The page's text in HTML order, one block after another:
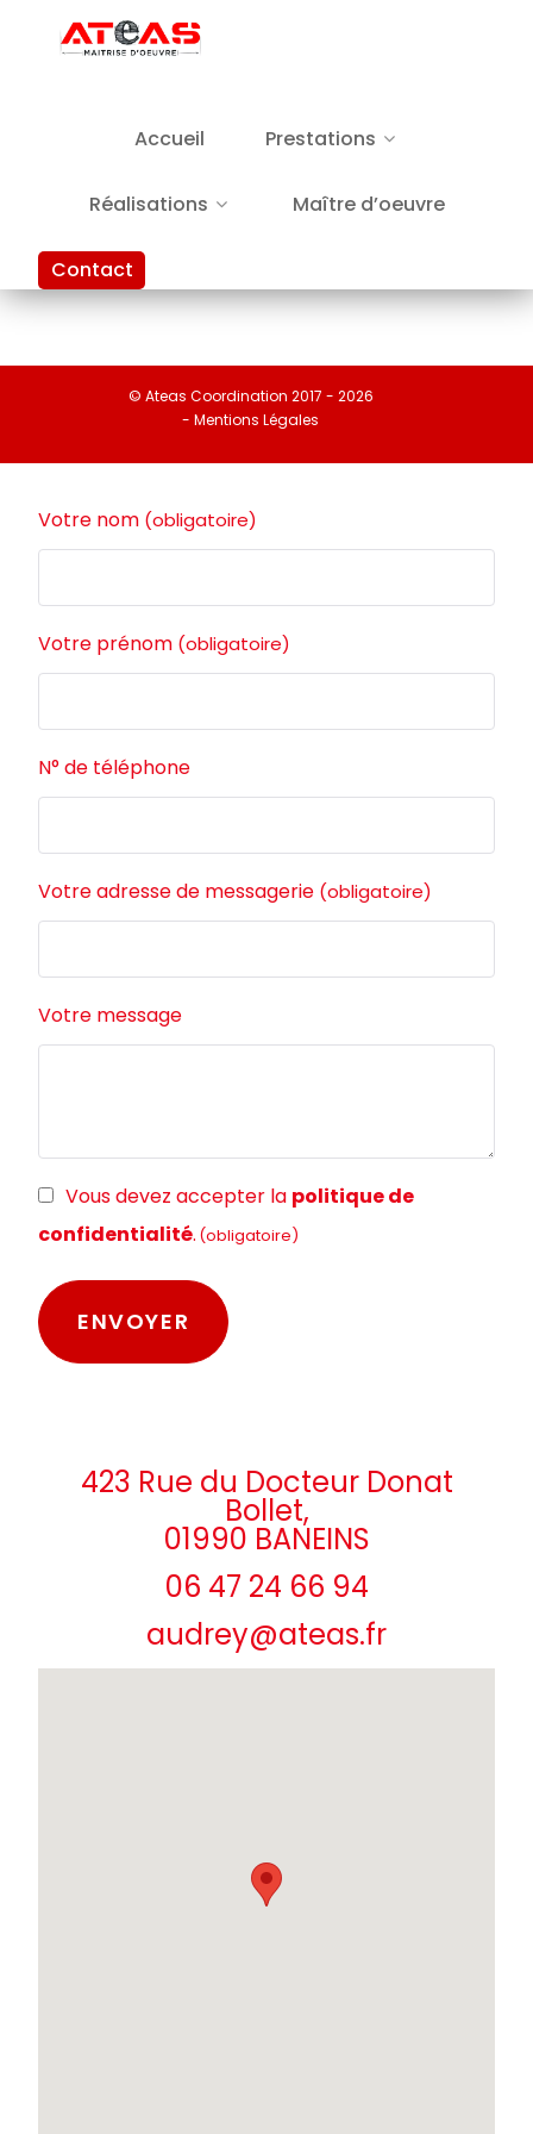
Accueil Prestations
Réalisations Maître d’oeuvre
Contact
© Ateas Coordination 2017 - 2026
- Mentions Légales
Votre nom (obligatoire)
Votre prénom (obligatoire)
N° de téléphone
Votre adresse de messagerie (obligatoire)
Votre message
RGPDVous devez accepter la politique de
confidentialité. (obligatoire)
423 Rue du Docteur Donat
Bollet,
01990 BANEINS
06 47 24 66 94
audrey@ateas.fr